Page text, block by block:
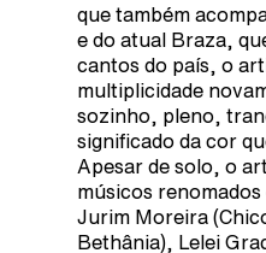
que também
e do atual Braza,
cantos do país, o
multiplicidade
sozinho, pleno,
significado da cor
Apesar de solo, o
músicos
Jurim Moreira
Bethânia), Lelei